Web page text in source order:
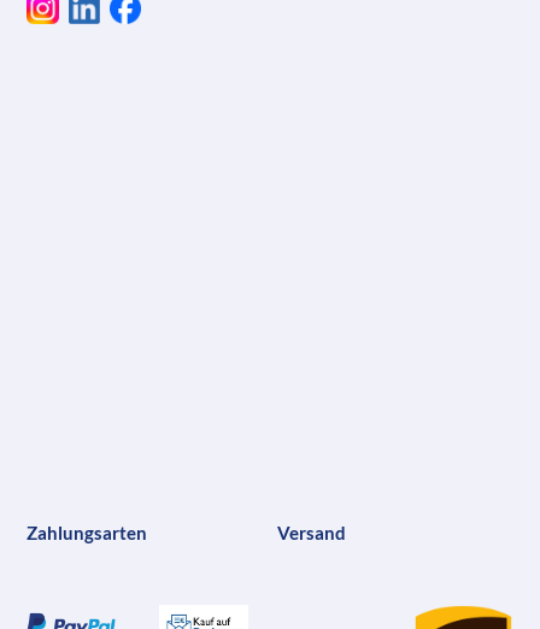
Zahlungsarten Versand